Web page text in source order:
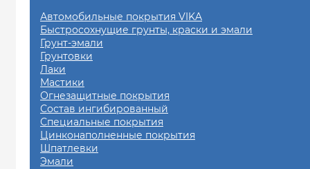
Автомобильные покрытия VIKA
Быстросохнущие грунты, краски и эмали
Грунт-эмали
Грунтовки
Лаки
Мастики
Огнезащитные покрытия
Состав ингибированный
Специальные покрытия
Цинконаполненные покрытия
Шпатлевки
Эмали